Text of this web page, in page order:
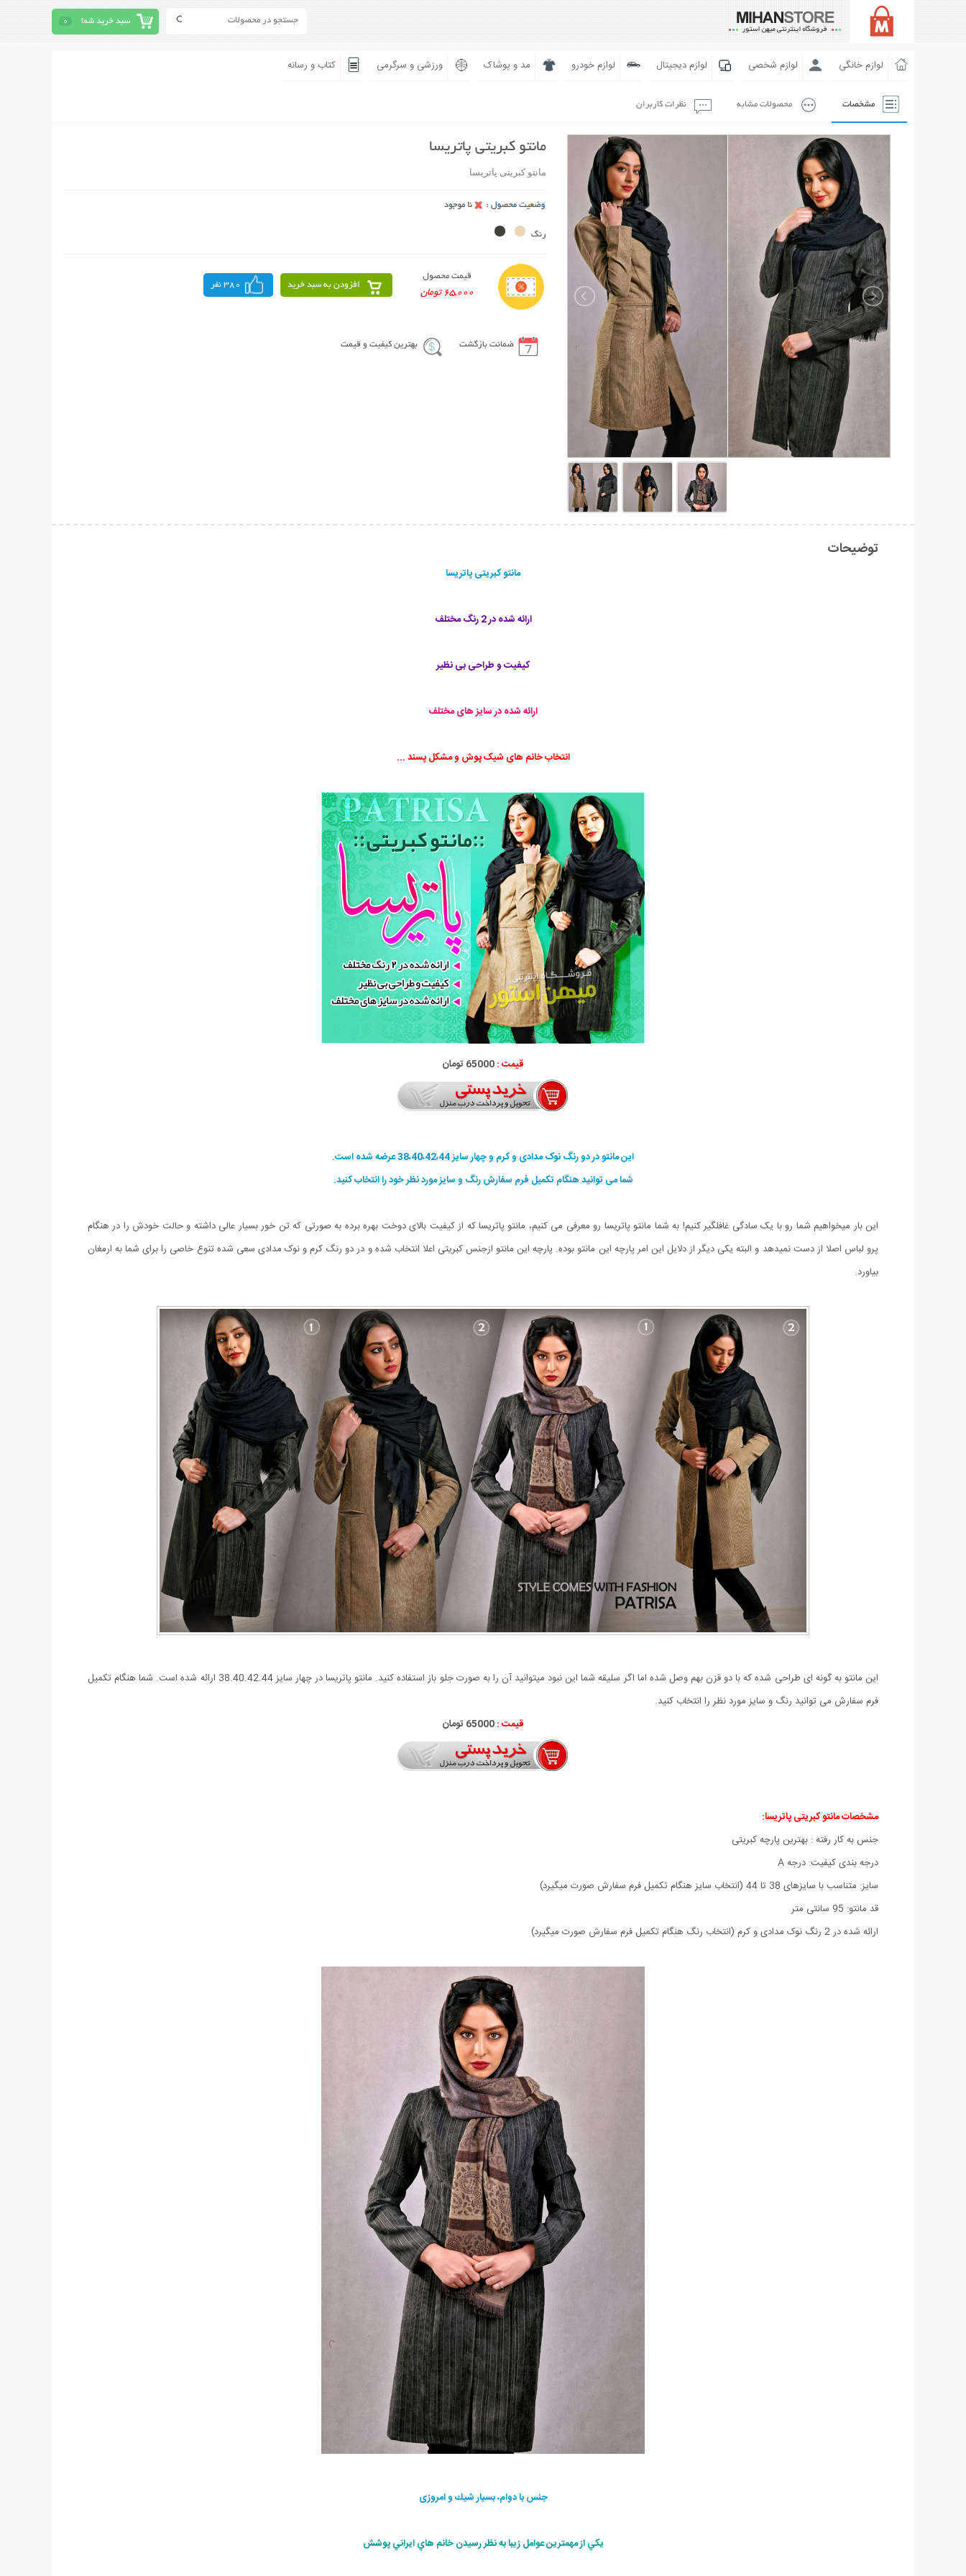
سبد خرید شما 0
لوازم خانگی لوازم شخصی لوازم دیجیتال لوازم خودرو مد و پوشاک ورزشی و سرگرمی کتاب و رسانه
مشخصات محصولات مشابه نظرات کاربران
مانتو کبریتی پاتریسا
مانتو کبریتی پاتریسا
رنگ
قیمت محصول
65,000 تومان
افزودن به سبد خرید 380 نفر
ضمانت بازگشت بهترین کیفیت و قیمت
توضیحات
مانتو کبریتی پاتریسا
ارائه شده در 2 رنگ مختلف
کیفیت و طراحی بی نظیر
ارائه شده در سایز های مختلف
انتخاب خانم های شیک پوش و مشکل پسند ...
قیمت :65000 تومان
این مانتو در دو رنگ نوک مدادی و کرم و چهار سایز 38،40،42،44 عرضه شده است.
شما می توانید هنگام تکمیل فرم سفارش رنگ و سایز مورد نظر خود را انتخاب کنید.
این بار میخواهیم شما رو با یک سادگی غافلگیر کنیم! به شما مانتو پاتریسا رو معرفی می کنیم، مانتو پاتریسا که از کیفیت بالای دوخت بهره برده به صورتی که تن خور بسیار عالی داشته و حالت خودش را در هنگام
پرو لباس اصلا از دست نمیدهد و البته یکی دیگر از دلایل این امر پارچه این مانتو بوده. پارچه این مانتو ازجنس کبریتی اعلا انتخاب شده و در دو رنگ کرم و نوک مدادی سعی شده تنوع خاصی را برای شما به ارمغان
بیاورد.
این مانتو به گونه ای طراحی شده که با دو قزن بهم وصل شده اما اگر سلیقه شما این نبود میتوانید آن را به صورت جلو باز استفاده کنید. مانتو پاتریسا در چهار سایز 38.40.42.44 ارائه شده است. شما هنگام تکمیل
فرم سفارش می توانید رنگ و سایز مورد نظر را انتخاب کنید.
قیمت :65000 تومان
مشخصات مانتو کبریتی پاتریسا:
جنس به کار رفته : بهترین پارچه کبریتی
درجه بندی کیفیت: درجه A
سایز: متناسب با سایزهای 38 تا 44 (انتخاب سایز هنگام تکمیل فرم سفارش صورت میگیرد)
قد مانتو: 95 سانتی متر
ارائه شده در 2 رنگ نوک مدادی و کرم (انتخاب رنگ هنگام تکمیل فرم سفارش صورت میگیرد)
جنس با دوام، بسيار شيك و امروزی
يكي از مهمترين عوامل زيبا به نظر رسيدن خانم هاي ايراني پوشش